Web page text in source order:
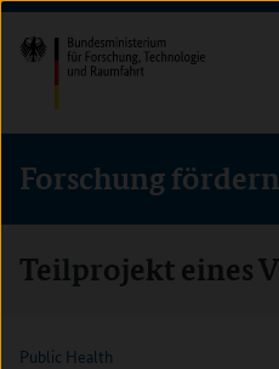
Direkt
zum
Inhalt
(Eingabetaste)
Direkt
zum
Hauptmenu
(Eingabetaste)
Direkt
zur
Suche
(Eingabetaste)
Forschung fördern
Teilprojekt eines
Public Health